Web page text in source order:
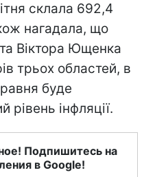
склала 692,4
нагадала, що
Віктора Ющенка
трьох областей, в
буде
рівень інфляції.
Подпишитесь на
в Google!